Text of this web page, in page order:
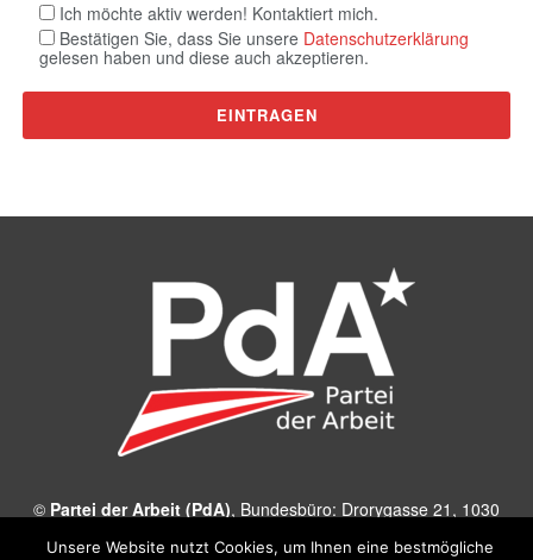
Ich möchte aktiv werden! Kontaktiert mich.
Bestätigen Sie, dass Sie unsere Datenschutzerklärung
gelesen haben und diese auch akzeptieren.
© Partei der Arbeit (PdA), Bundesbüro: Drorygasse 21, 1030
Wien, E‑Mail:
pda@parteiderarbeit.at Impressum
Unsere Website nutzt Cookies, um Ihnen eine bestmögliche